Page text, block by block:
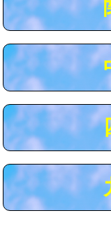
モルタル補修（厚
追加人工
※給水管工事は